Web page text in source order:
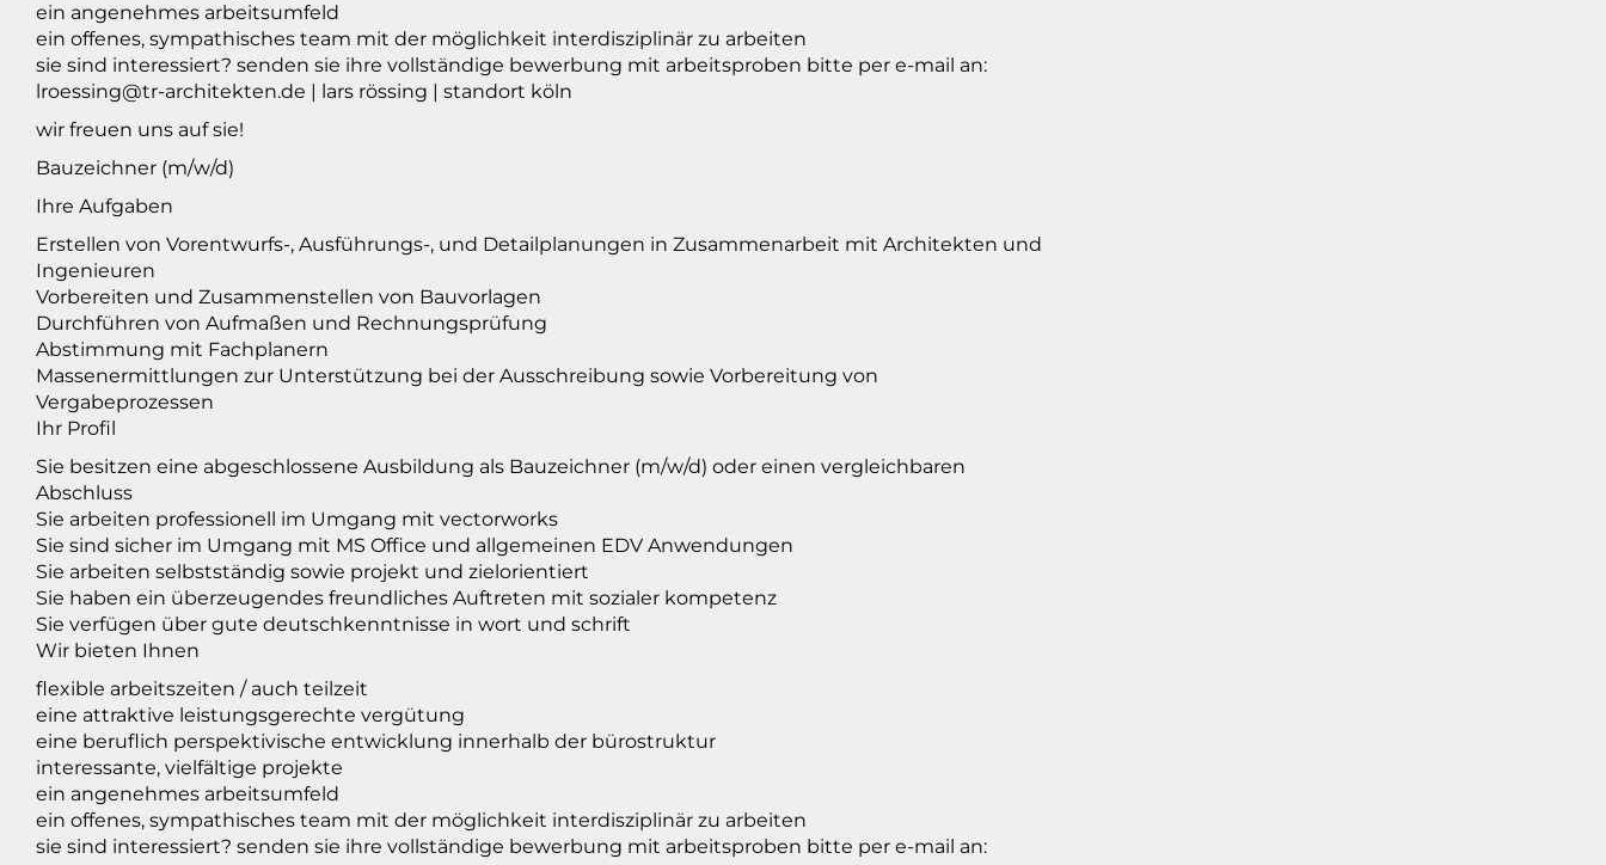
ein angenehmes arbeitsumfeld
ein offenes, sympathisches team mit der möglichkeit interdisziplinär zu arbeiten
sie sind interessiert? senden sie ihre vollständige bewerbung mit arbeitsproben bitte per e-mail an:
lroessing@tr-architekten.de | lars rössing | standort köln
wir freuen uns auf sie!
Bauzeichner (m/w/d)
Ihre Aufgaben
Erstellen von Vorentwurfs-, Ausführungs-, und Detailplanungen in Zusammenarbeit mit Architekten und
Ingenieuren
Vorbereiten und Zusammenstellen von Bauvorlagen
Durchführen von Aufmaßen und Rechnungsprüfung
Abstimmung mit Fachplanern
Massenermittlungen zur Unterstützung bei der Ausschreibung sowie Vorbereitung von
Vergabeprozessen
Ihr Profil
Sie besitzen eine abgeschlossene Ausbildung als Bauzeichner (m/w/d) oder einen vergleichbaren
Abschluss
Sie arbeiten professionell im Umgang mit vectorworks
Sie sind sicher im Umgang mit MS Office und allgemeinen EDV Anwendungen
Sie arbeiten selbstständig sowie projekt und zielorientiert
Sie haben ein überzeugendes freundliches Auftreten mit sozialer kompetenz
Sie verfügen über gute deutschkenntnisse in wort und schrift
Wir bieten Ihnen
flexible arbeitszeiten / auch teilzeit
eine attraktive leistungsgerechte vergütung
eine beruflich perspektivische entwicklung innerhalb der bürostruktur
interessante, vielfältige projekte
ein angenehmes arbeitsumfeld
ein offenes, sympathisches team mit der möglichkeit interdisziplinär zu arbeiten
sie sind interessiert? senden sie ihre vollständige bewerbung mit arbeitsproben bitte per e-mail an: